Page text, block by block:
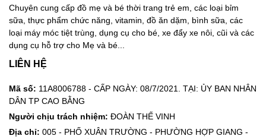
Chuyên cung cấp đồ mẹ và bé thời trang trẻ em, các loại bỉm
sữa, thực phẩm chức năng, vitamin, đồ ăn dặm, bình sữa, các
loại máy móc tiệt trùng, dụng cụ cho bé, xe đẩy xe nôi, cũi và các
dụng cụ hỗ trợ cho Mẹ và bé...
LIÊN HỆ
Mã số: 11A8006788 - CẤP NGÀY: 08/7/2021. TẠI: ỦY BAN NHÂN
DÂN TP CAO BẰNG
Người chịu trách nhiệm: ĐOÀN THẾ VINH
Địa chỉ: 005 - PHỐ XUÂN TRƯỜNG - PHƯỜNG HỢP GIANG -